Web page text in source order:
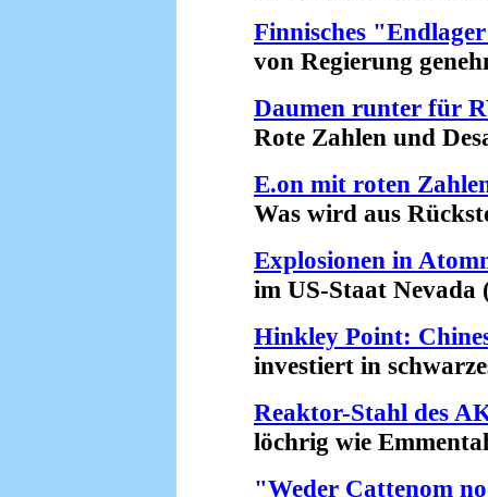
Finnisches
von Regierung
Daumen runter für
Rote Zahlen und
E.on mit roten
Was wird aus
Explosionen in
im US-Staat Nevada
Hinkley Point:
investiert in
Reaktor-Stahl des
löchrig wie
"Weder Cattenom